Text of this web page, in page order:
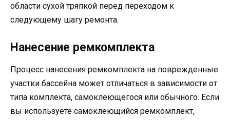
области сухой тряпкой перед переходом к
следующему шагу ремонта.
Нанесение ремкомплекта
Процесс нанесения ремкомплекта на поврежденные
участки бассейна может отличаться в зависимости от
типа комплекта, самоклеющегося или обычного. Если
вы используете самоклеющийся ремкомплект,